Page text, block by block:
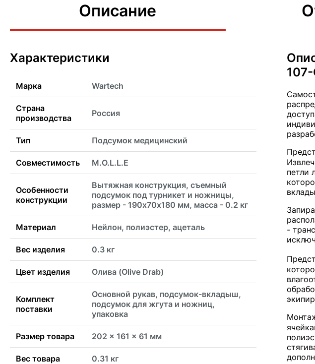
Описание
Характеристики
Марка Wartech
Страна
производства
Россия
Тип Подсумок медицинский
Совместимость M.O.L.L.E
Особенности
конструкции
Вытяжная конструкция, съемный
подсумок под турникет и ножницы,
размер - 190х70х180 мм, масса - 0.2 кг
Материал Нейлон, полиэстер, ацеталь
Вес изделия 0.3 кг
Цвет изделия Олива (Olive Drab)
Комплект
поставки
Основной рукав, подсумок-вкладыш,
подсумок для жгута и ножниц,
упаковка
Размер товара 202 x 161 x 61 мм
Вес товара 0.31 кг
петли
-